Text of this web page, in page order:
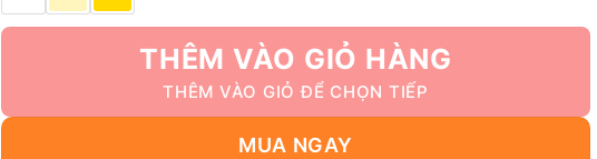
THÊM VÀO GIỎ HÀNG
MUA NGAY